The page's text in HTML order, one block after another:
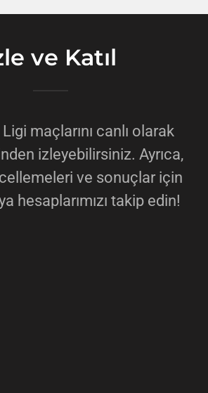
ve Katıl
maçlarını canlı olarak
izleyebilirsiniz. Ayrıca,
ve sonuçlar için
hesaplarımızı takip edin!